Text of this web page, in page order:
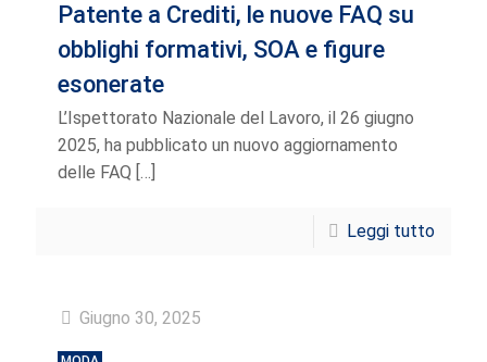
Patente a Crediti, le nuove FAQ su
obblighi formativi, SOA e figure
esonerate
L’Ispettorato Nazionale del Lavoro, il 26 giugno
2025, ha pubblicato un nuovo aggiornamento
delle FAQ […]
Leggi tutto
Giugno 30, 2025